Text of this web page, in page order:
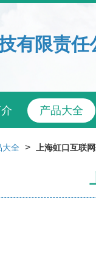
有限责任
产品大全
大全 > 上海虹口互联